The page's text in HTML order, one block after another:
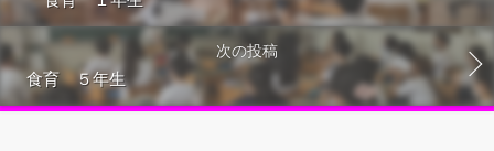
次の投稿
食育 ５年生